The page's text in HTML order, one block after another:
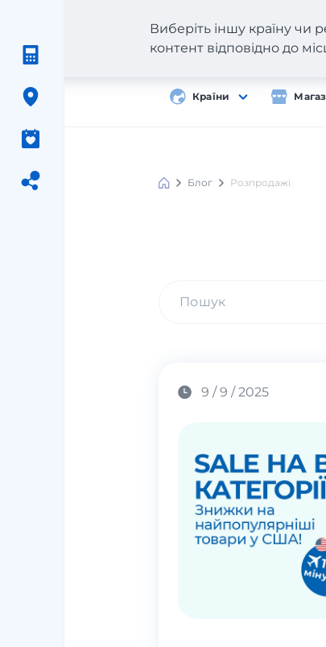
Країни
Виберіть іншу країну чи
контент відповідно до
Блог Розпродажі
9 / 9 / 2025